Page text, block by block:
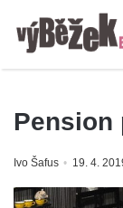
Pension
Ivo Šafus 19. 4.